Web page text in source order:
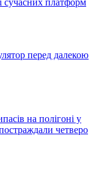
перед далекою
на полігоні у
четверо